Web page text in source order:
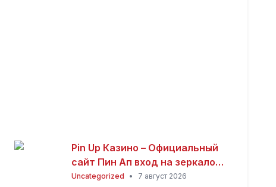
Pin Up Казино – Официальный
сайт Пин Ап вход на зеркало
(2026)
Uncategorized • 7 август 2026